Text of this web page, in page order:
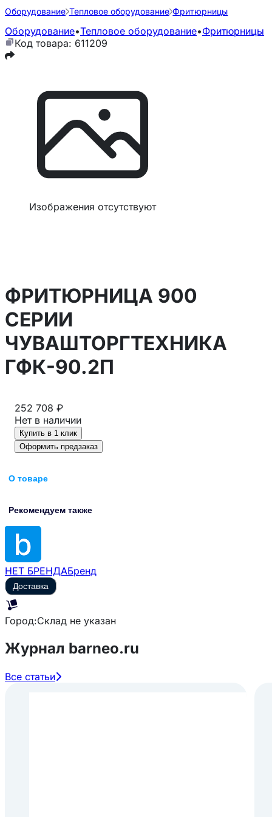
Оборудование Тепловое оборудование Фритюрницы
Оборудование•Тепловое оборудование•Фритюрницы
Код товара: 611209
Изображения отсутствуют
ФРИТЮРНИЦА 900
СЕРИИ
ЧУВАШТОРГТЕХНИКА
ГФК-90.2П
252 708 ₽
Нет в наличии
Купить в 1 клик
Оформить предзаказ
О товаре
Рекомендуем также
НЕТ БРЕНДАБренд
Доставка
Город:Склад не указан
Журнал barneo.ru
Все статьи